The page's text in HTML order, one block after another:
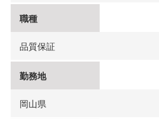
職種
品質保証
勤務地
岡山県